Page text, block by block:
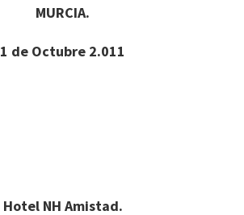
MURCIA.
1 de Octubre 2.011
Hotel NH Amistad.